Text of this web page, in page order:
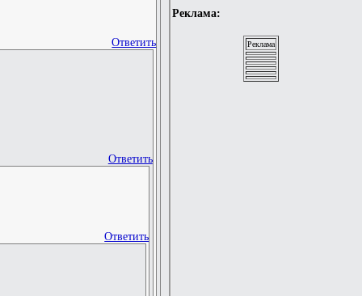
Реклама:
Реклама
Ответить
Ответить
Ответить